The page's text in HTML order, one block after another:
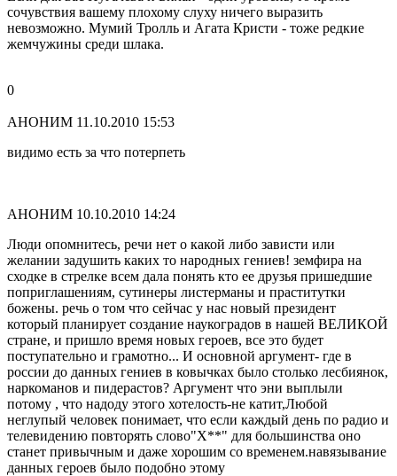
сочувствия вашему плохому слуху ничего выразить
невозможно. Мумий Тролль и Агата Кристи - тоже редкие
жемчужины среди шлака.
0
АНОНИМ 11.10.2010 15:53
видимо есть за что потерпеть
АНОНИМ 10.10.2010 14:24
Люди опомнитесь, речи нет о какой либо зависти или
желании задушить каких то народных гениев! земфира на
сходке в стрелке всем дала понять кто ее друзья пришедшие
поприглашениям, сутинеры листерманы и праститутки
божены. речь о том что сейчас у нас новый президент
который планирует создание наукоградов в нашей ВЕЛИКОЙ
стране, и пришло время новых героев, все это будет
поступательно и грамотно... И основной аргумент- где в
россии до данных гениев в ковычках было столько лесбиянок,
наркоманов и пидерастов? Аргумент что эни выплыли
потому , что надоду этого хотелость-не катит,Любой
неглупый человек понимает, что если каждый день по радио и
телевидению повторять слово"Х**" для большинства оно
станет привычным и даже хорошим со временем.навязывание
данных героев было подобно этому